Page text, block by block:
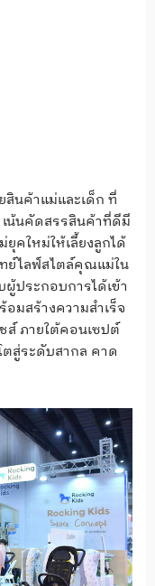
นค้าแม่และเด็ก ที่
เน้นคัดสรรสินค้าที่ดีมี
คใหม่ให้เลี้ยงลูกได้
ย์ไลฟ์สไตล์คุณแม่ใน
ประกอบการได้เข้า
มสร้างความสำเร็จ
ส์ ภายใต้คอนเซปต์
ตสู่ระดับสากล คาด